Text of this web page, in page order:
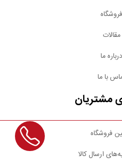
فروشگاه
مقالات
درباره ما
با ما
مشتریان
فروشگاه
ارسال کالا